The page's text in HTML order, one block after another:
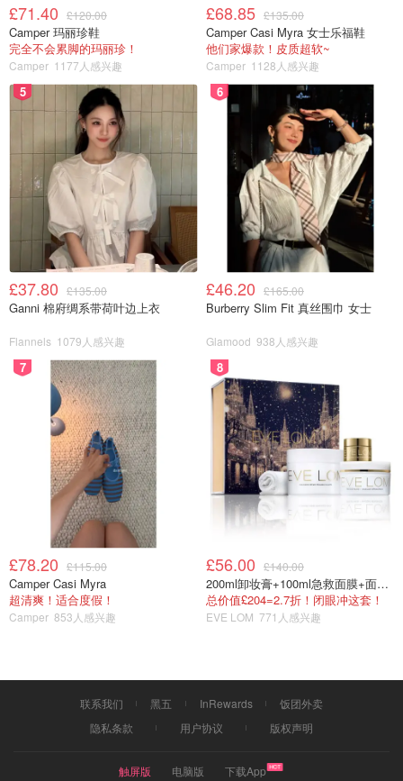
£71.40 £120.00
Camper 玛丽珍鞋
完全不会累脚的玛丽珍！
Camper 1177人感兴趣
£68.85 £135.00
Camper Casi Myra 女士乐福鞋
他们家爆款！皮质超软~
Camper 1128人感兴趣
5
£37.80 £135.00
Ganni 棉府绸系带荷叶边上衣
Flannels 1079人感兴趣
6
£46.20 £165.00
Burberry Slim Fit 真丝围巾 女士
Glamood 938人感兴趣
7
£78.20 £115.00
Camper Casi Myra
超清爽！适合度假！
Camper 853人感兴趣
8
£56.00 £140.00
200ml卸妆膏+100ml急救面膜+面霜+洁颜布
总价值£204=2.7折！闭眼冲这套！
EVE LOM 771人感兴趣
联系我们 黑五 InRewards
饭团外卖
隐私条款
用户协议 版权声明
触屏版 电脑版 下载App